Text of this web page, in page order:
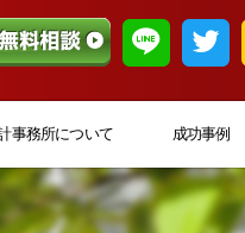
事務所について 成功事例